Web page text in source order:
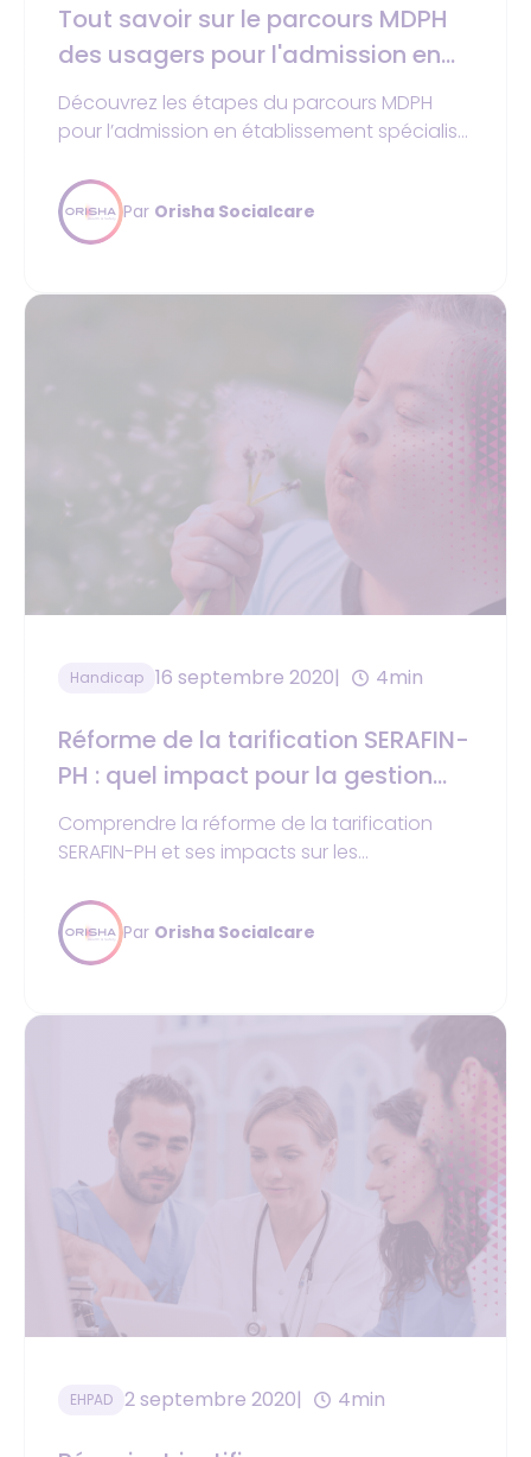
Tout savoir sur le parcours MDPH
des usagers pour l'admission en
établissement spécialisé
Découvrez les étapes du parcours MDPH
pour l’admission en établissement spécialisé
usagers.
Par Orisha Socialcare
Handicap 16 septembre 2020 4min
Réforme de la tarification SERAFIN-
PH : quel impact pour la gestion
des usagers ?
Comprendre la réforme de la tarification
SERAFIN-PH et ses impacts sur les
gestion des usagers.
Par Orisha Socialcare
EHPAD 2 septembre 2020 4min